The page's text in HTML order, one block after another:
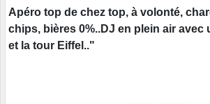
Apéro top de chez top, à volonté,
chips, bières 0%..DJ en plein air avec
et la tour Eiffel.."